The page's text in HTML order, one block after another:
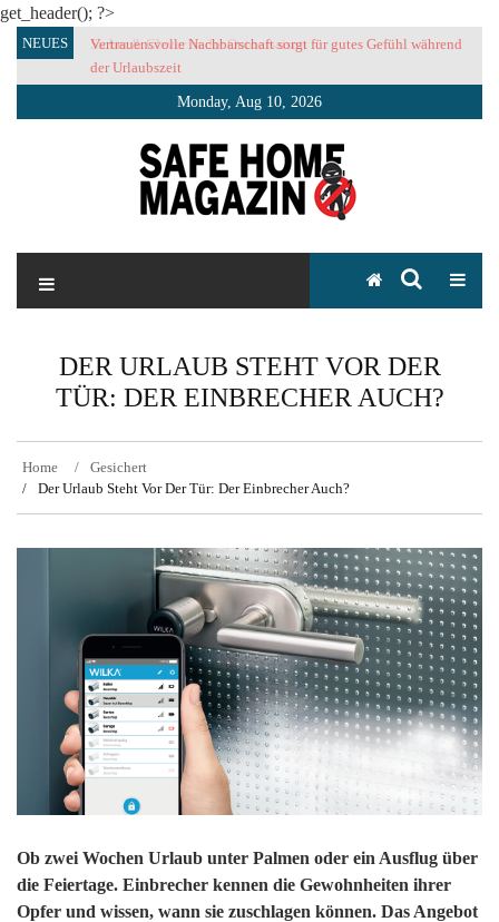
get_header(); ?>
SkipNEUES
Vertrauensvolle Nachbarschaft sorgt für gutes Gefühl während
der Urlaubszeit
Monday, Aug 10, 2026
SAFE HOME Magazin
DER URLAUB STEHT VOR DER
TÜR: DER EINBRECHER AUCH?
Home
Gesichert
Der Urlaub Steht Vor Der Tür: Der Einbrecher Auch?
Ob zwei Wochen Urlaub unter Palmen oder ein Ausflug über
die Feiertage. Einbrecher kennen die Gewohnheiten ihrer
Opfer und wissen, wann sie zuschlagen können. Das Angebot